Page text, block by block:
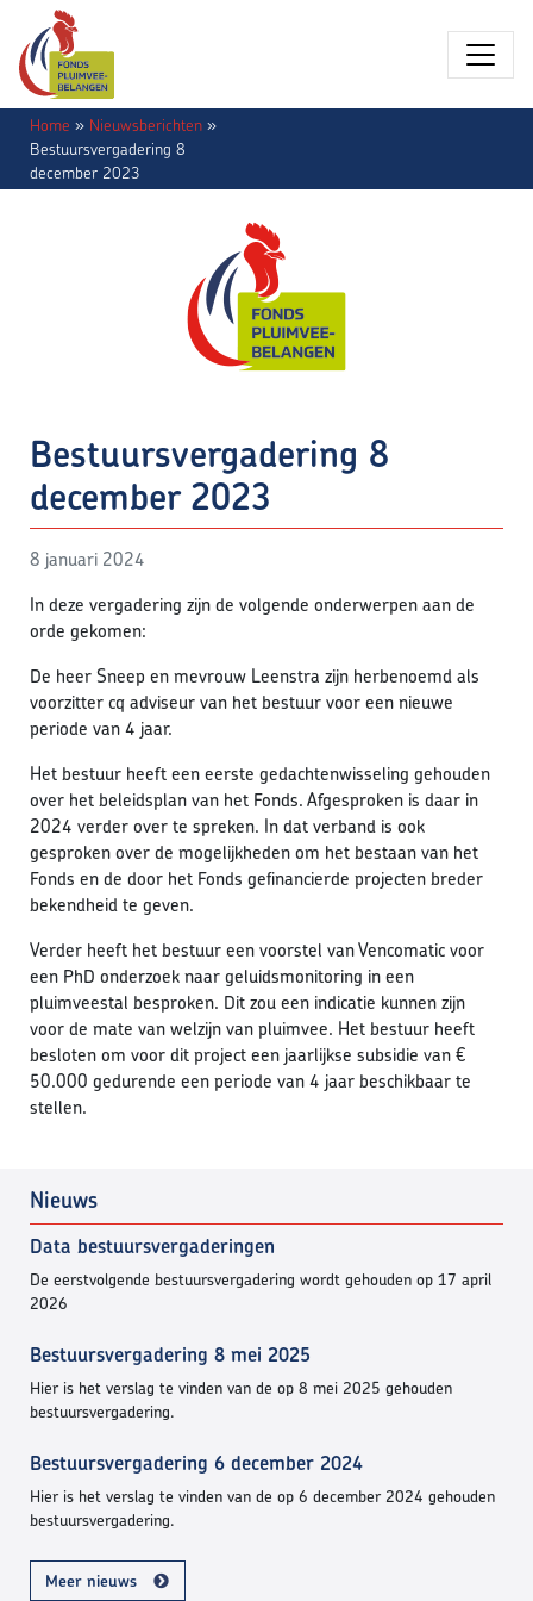
Home » Nieuwsberichten »
Bestuursvergadering 8
december 2023
Nieuws
Data bestuursvergaderingen
De eerstvolgende bestuursvergadering wordt gehouden op 17 april
2026
Bestuursvergadering 8 mei 2025
Hier is het verslag te vinden van de op 8 mei 2025 gehouden
bestuursvergadering.
Bestuursvergadering 6 december 2024
Hier is het verslag te vinden van de op 6 december 2024 gehouden
bestuursvergadering.
Meer nieuws
Bestuursvergadering 8
december 2023
8 januari 2024
In deze vergadering zijn de volgende onderwerpen aan de
orde gekomen:
De heer Sneep en mevrouw Leenstra zijn herbenoemd als
voorzitter cq adviseur van het bestuur voor een nieuwe
periode van 4 jaar.
Het bestuur heeft een eerste gedachtenwisseling gehouden
over het beleidsplan van het Fonds. Afgesproken is daar in
2024 verder over te spreken. In dat verband is ook
gesproken over de mogelijkheden om het bestaan van het
Fonds en de door het Fonds gefinancierde projecten breder
bekendheid te geven.
Verder heeft het bestuur een voorstel van Vencomatic voor
een PhD onderzoek naar geluidsmonitoring in een
pluimveestal besproken. Dit zou een indicatie kunnen zijn
voor de mate van welzijn van pluimvee. Het bestuur heeft
besloten om voor dit project een jaarlijkse subsidie van €
50.000 gedurende een periode van 4 jaar beschikbaar te
stellen.